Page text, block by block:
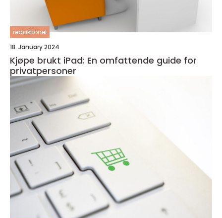
redaktionel
18. January 2024
Kjøpe brukt iPad: En omfattende guide for
privatpersoner